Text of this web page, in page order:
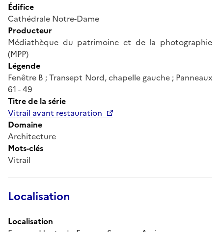
Édifice
Cathédrale Notre-Dame
Producteur
Médiathèque du patrimoine et de la photographie
(MPP)
Légende
Fenêtre B ; Transept Nord, chapelle gauche ; Panneaux
61 - 49
Titre de la série
Vitrail avant restauration
Domaine
Architecture
Mots-clés
Vitrail
Localisation
Localisation